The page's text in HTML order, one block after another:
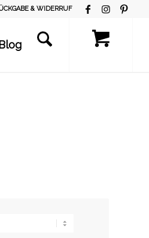
& WIDERRUF
Blog